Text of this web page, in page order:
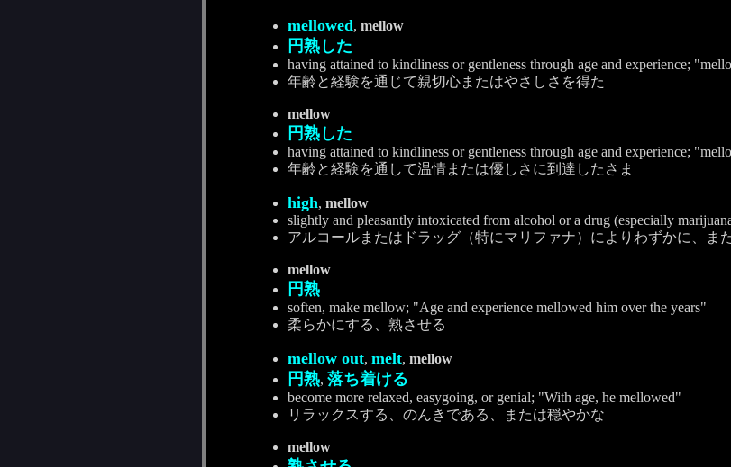
mellowed, mellow
円熟した
having attained to kindliness or gentleness through age and experience;
年齢と経験を通じて親切心またはやさしさを得た
mellow
円熟した
having attained to kindliness or gentleness through age and experience;
年齢と経験を通して温情または優しさに到達したさま
high, mellow
slightly and pleasantly intoxicated from alcohol or a drug (especially
アルコールまたはドラッグ（特にマリファナ）によりわずかに、ま
mellow
円熟
soften, make mellow; "Age and experience mellowed him over the years"
柔らかにする、熟させる
mellow out, melt, mellow
円熟, 落ち着ける
become more relaxed, easygoing, or genial; "With age, he mellowed"
リラックスする、のんきである、または穏やかな
mellow